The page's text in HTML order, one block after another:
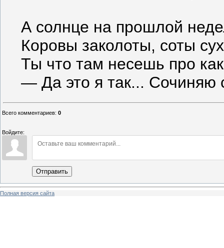
А солнце на прошлой
Коровы заколоты, соты
Ты что там несешь про
— Да это я так... Сочиняю
Всего комментариев: 0
Войдите:
Отправить
Полная версия сайта